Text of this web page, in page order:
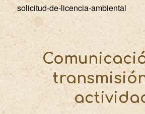
solicitud-de-licencia-ambiental